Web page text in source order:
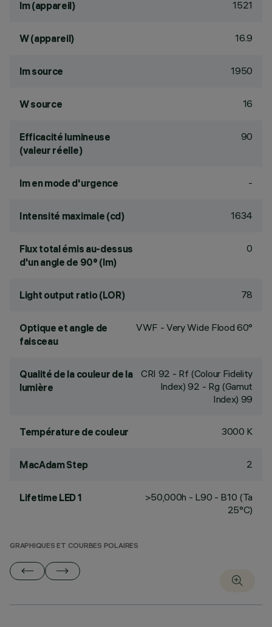
lm (appareil) 1521
W (appareil) 16.9
lm source 1950
W source 16
Efficacité lumineuse
(valeur réelle)
90
lm en mode d'urgence -
Intensité maximale (cd) 1634
Flux total émis au-dessus
d'un angle de 90° (lm)
0
Light output ratio (LOR) 78
Optique et angle de
faisceau
VWF - Very Wide Flood 60°
Qualité de la couleur de la
lumière
CRI 92 - Rf (Colour Fidelity
Index) 92 - Rg (Gamut
Index) 99
Température de couleur 3000 K
MacAdam Step 2
Lifetime LED 1
>50,000h - L90 - B10 (Ta
25°C)
GRAPHIQUES ET COURBES POLAIRES